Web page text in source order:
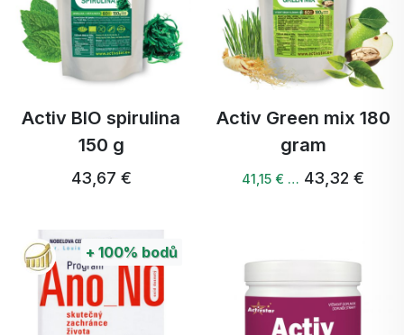
Activ BIO spirulina
150 g
43,67 €
Activ Green mix 180
gram
41,15 € … 43,32 €
+ 100% bodů